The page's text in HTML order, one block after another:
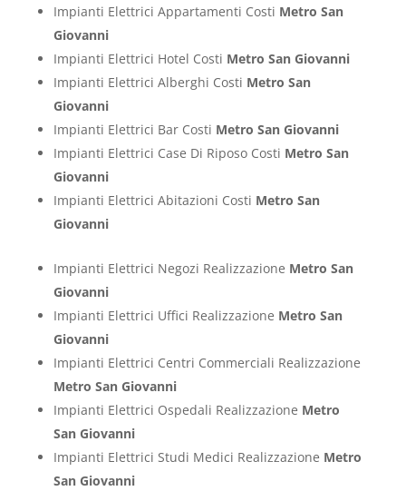
Impianti Elettrici Appartamenti Costi Metro San
Giovanni
Impianti Elettrici Hotel Costi Metro San Giovanni
Impianti Elettrici Alberghi Costi Metro San
Giovanni
Impianti Elettrici Bar Costi Metro San Giovanni
Impianti Elettrici Case Di Riposo Costi Metro San
Giovanni
Impianti Elettrici Abitazioni Costi Metro San
Giovanni
Impianti Elettrici Negozi Realizzazione Metro San
Giovanni
Impianti Elettrici Uffici Realizzazione Metro San
Giovanni
Impianti Elettrici Centri Commerciali Realizzazione
Metro San Giovanni
Impianti Elettrici Ospedali Realizzazione Metro
San Giovanni
Impianti Elettrici Studi Medici Realizzazione Metro
San Giovanni